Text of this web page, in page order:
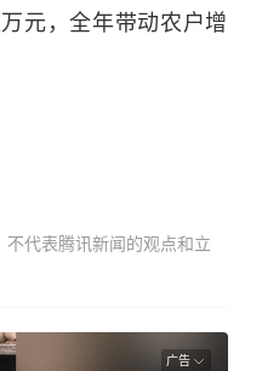
元，全年带动农户增
代表腾讯新闻的观点和立
广告